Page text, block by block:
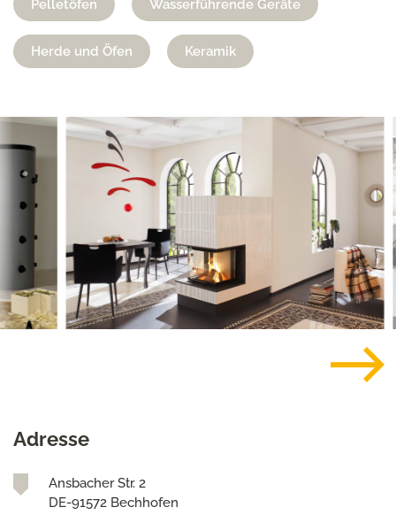
Pelletöfen Wasserführende Geräte
Herde und Öfen Keramik
Adresse
Ansbacher Str. 2
DE-91572 Bechhofen